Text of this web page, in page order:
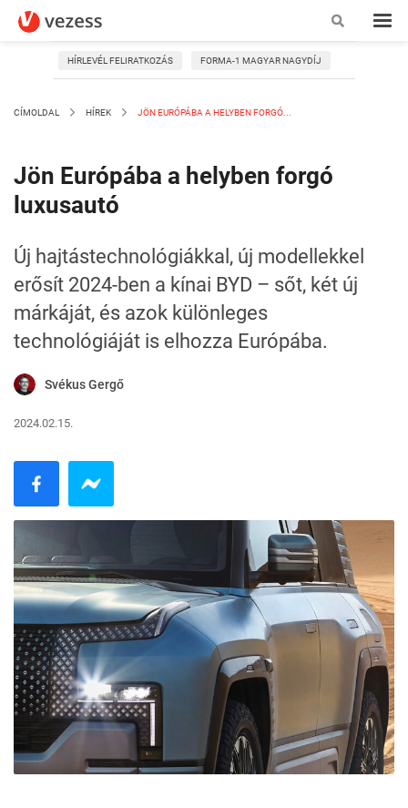
HÍRLEVÉL FELIRATKOZÁS FORMA-1 MAGYAR NAGYDÍJ
CÍMOLDAL HÍREK JÖN EURÓPÁBA A HELYBEN FORGÓ...
Jön Európába a helyben forgó
luxusautó
Új hajtástechnológiákkal, új modellekkel
erősít 2024-ben a kínai BYD – sőt, két új
márkáját, és azok különleges
technológiáját is elhozza Európába.
Svékus Gergő
2024.02.15.